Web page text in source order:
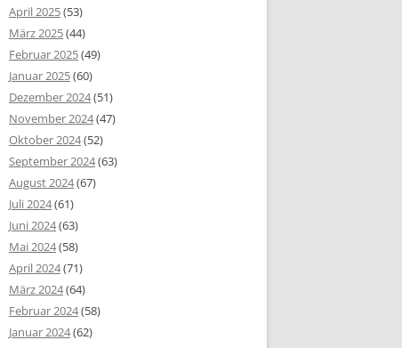
April 2025(53)
März 2025(44)
Februar 2025(49)
Januar 2025(60)
Dezember 2024(51)
November 2024(47)
Oktober 2024(52)
September 2024(63)
August 2024(67)
Juli 2024(61)
Juni 2024(63)
Mai 2024(58)
April 2024(71)
März 2024(64)
Februar 2024(58)
Januar 2024(62)